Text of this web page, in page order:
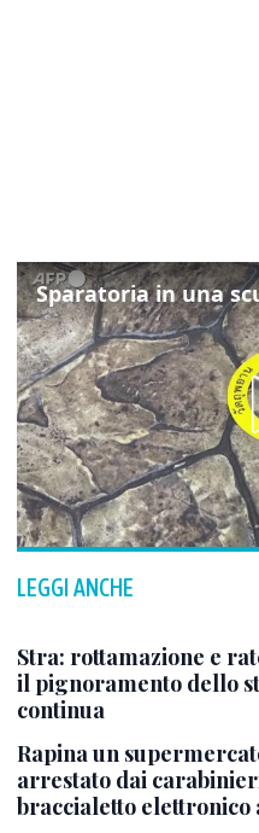
LEGGI ANCHE
Stra: rottamazione e
il pignoramento dello
continua
Rapina un
arrestato dai
braccialetto elettronico